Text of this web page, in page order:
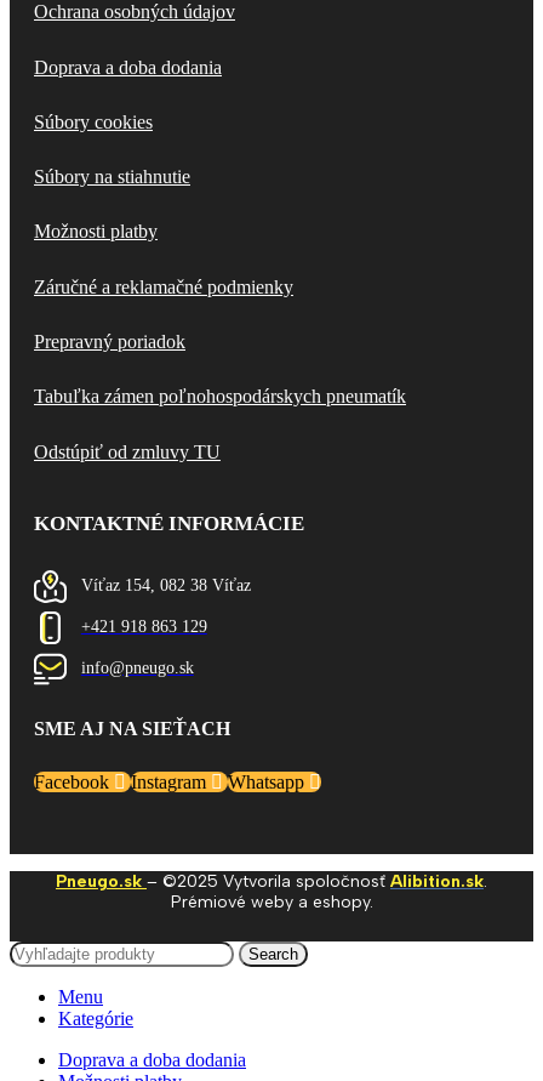
Ochrana osobných údajov
Doprava a doba dodania
Súbory cookies
Súbory na stiahnutie
Možnosti platby
Záručné a reklamačné podmienky
Prepravný poriadok
Tabuľka zámen poľnohospodárskych pneumatík
Odstúpiť od zmluvy TU
KONTAKTNÉ INFORMÁCIE
Víťaz 154, 082 38 Víťaz
+421 918 863 129
info@pneugo.sk
SME AJ NA SIEŤACH
Facebook Instagram Whatsapp
Pneugo.sk – ©2025 Vytvorila spoločnosť Alibition.sk.
Prémiové weby a eshopy.
Search
Menu
Kategórie
Doprava a doba dodania